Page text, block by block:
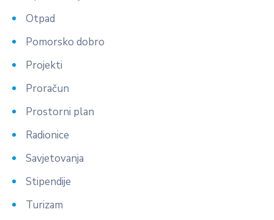
Otpad
Pomorsko dobro
Projekti
Proračun
Prostorni plan
Radionice
Savjetovanja
Stipendije
Turizam